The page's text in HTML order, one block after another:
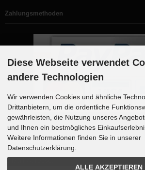
Zahlungsmethoden
Newsletter-Anmeldung
E-Mail-Adresse:
Diese Webseite verwendet
andere Technologien
Wir verwenden Cookies und ähnliche
Drittanbietern, um die ordentliche
gewährleisten, die Nutzung unseres
und Ihnen ein bestmögliches
Weitere Informationen finden Sie in unserer
Datenschutzerklärung.
ALLE AKZEPTIEREN